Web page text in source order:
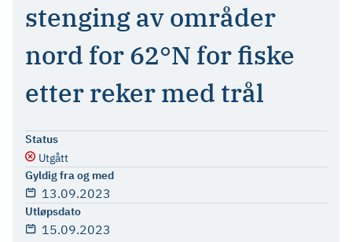
stenging av områder
nord for 62°N for fiske
etter reker med trål
Status
Utgått
Gyldig fra og med
13.09.2023
Utløpsdato
15.09.2023